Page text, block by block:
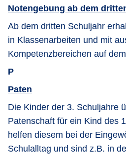
Notengebung ab dem
Ab dem dritten Schuljahr
in Klassenarbeiten und mit
Kompetenzbereichen auf
P
Paten
Die Kinder der 3. Schuljahre
Patenschaft für ein Kind des
helfen diesem bei der
Schulalltag und sind z.B. in